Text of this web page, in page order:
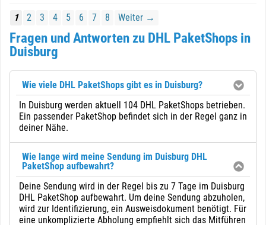
1 2 3 4 5 6 7 8 Weiter →
Fragen und Antworten zu DHL PaketShops in
Duisburg
Wie viele DHL PaketShops gibt es in Duisburg?
In Duisburg werden aktuell 104 DHL PaketShops betrieben.
Ein passender PaketShop befindet sich in der Regel ganz in
deiner Nähe.
Wie lange wird meine Sendung im Duisburg DHL
PaketShop aufbewahrt?
Deine Sendung wird in der Regel bis zu 7 Tage im Duisburg
DHL PaketShop aufbewahrt. Um deine Sendung abzuholen,
wird zur Identifizierung, ein Ausweisdokument benötigt. Für
eine unkomplizierte Abholung empfiehlt sich das Mitführen